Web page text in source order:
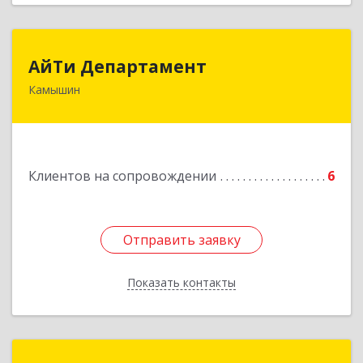
АйТи Департамент
Камышин
Клиентов на сопровождении 6
Отправить заявку
Показать контакты
Отправить заявку
Назад